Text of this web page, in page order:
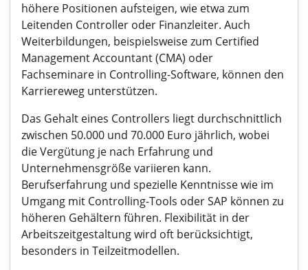
höhere Positionen aufsteigen, wie etwa zum
Leitenden Controller oder Finanzleiter. Auch
Weiterbildungen, beispielsweise zum Certified
Management Accountant (CMA) oder
Fachseminare in Controlling-Software, können den
Karriereweg unterstützen.
Das Gehalt eines Controllers liegt durchschnittlich
zwischen 50.000 und 70.000 Euro jährlich, wobei
die Vergütung je nach Erfahrung und
Unternehmensgröße variieren kann.
Berufserfahrung und spezielle Kenntnisse wie im
Umgang mit Controlling-Tools oder SAP können zu
höheren Gehältern führen. Flexibilität in der
Arbeitszeitgestaltung wird oft berücksichtigt,
besonders in Teilzeitmodellen.